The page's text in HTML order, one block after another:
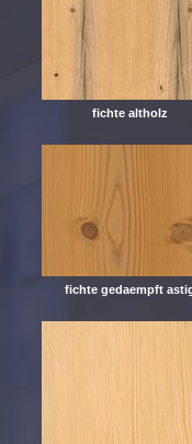
fichte altholz
fichte gedaempft